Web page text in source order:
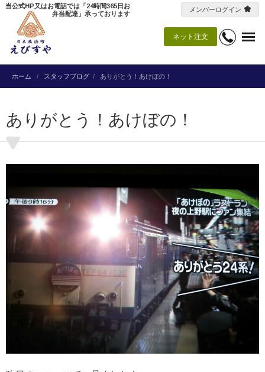
ネット注文
当公式HP又はお電話では「24時間365日お
弁当配達」承っております
メンバーログイン
ホーム スタッフブログ ありがとう！あけぼの！
ありがとう！あけぼの！